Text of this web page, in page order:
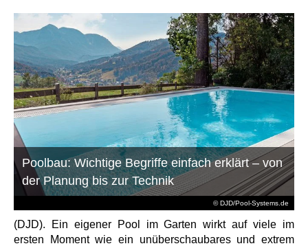
© DJD/Pool-Systems.de
Poolbau: Wichtige Begriffe einfach erklärt – von
der Planung bis zur Technik
(DJD). Ein eigener Pool im Garten wirkt auf viele im
ersten Moment wie ein unüberschaubares und extrem